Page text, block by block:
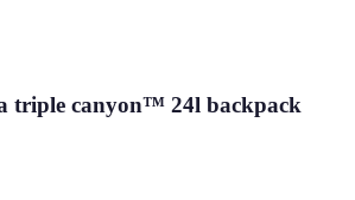
triple canyon™ 24l backpack